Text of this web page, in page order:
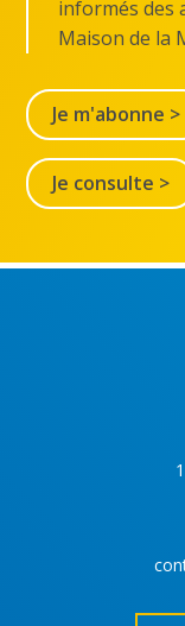
informés des
Maison de la
Je m'abonne >
Je consulte >